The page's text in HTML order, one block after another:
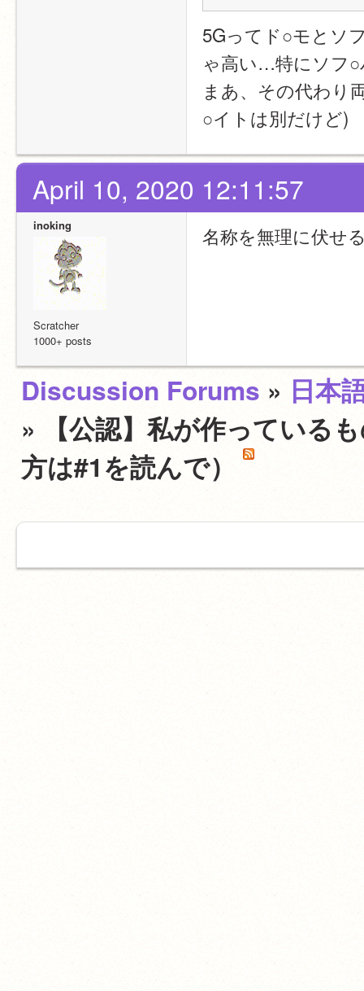
5Gってド○モとソ
ゃ高い…特にソフ○
まあ、その代わり
○イトは別だけど)
April 10, 2020 12:11:57
inoking
Scratcher
1000+ posts
名称を無理に伏せ
Discussion Forums » 日本
» 【公認】私が作っている
方は#1を読んで）